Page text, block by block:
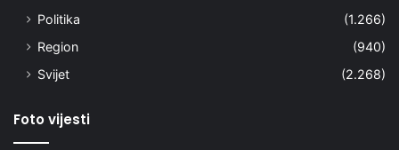
Politika
(1.266)
Region
(940)
Svijet
(2.268)
Foto vijesti